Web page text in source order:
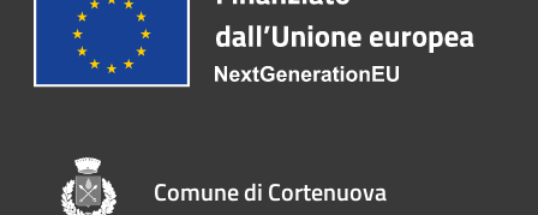
Comune di Cortenuova